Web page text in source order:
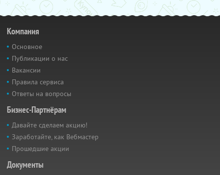
Компания
Основное
Публикации о нас
Вакансии
Правила сервиса
Ответы на вопросы
Бизнес-Партнёрам
Давайте сделаем акцию!
Заработайте, как Вебмастер
Прошедшие акции
Документы